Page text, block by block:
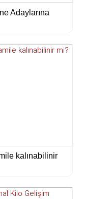
Adaylarına
kalınabilinir